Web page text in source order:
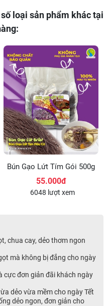
loại sản phẩm khác tại
Bún Gạo Lứt Tím Gói 500g
55.000đ
6048 lượt xem
chua cay, dẻo thơm ngon
mà không bị đắng cho ngày
cực đơn giản đãi khách ngày
dẻo vừa mềm cho ngày Tết
dẻo ngon, đơn giản cho